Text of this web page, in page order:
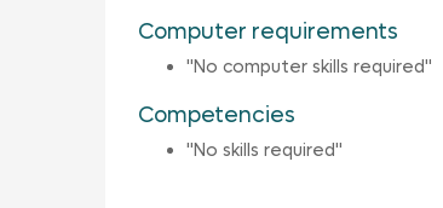
Computer requirements
"No computer skills required"
Competencies
"No skills required"